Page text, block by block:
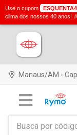
Manaus/AM -
Use o cupom
clima dos nossos 40 anos!